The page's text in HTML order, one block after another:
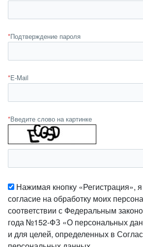
*Подтверждение пароля
*E-Mail
*Введите слово на картинке
Нажимая кнопку «Регистрация»,
согласие на обработку моих
соответствии с Федеральным
года №152-ФЗ «О персональных
и для целей, определенных в